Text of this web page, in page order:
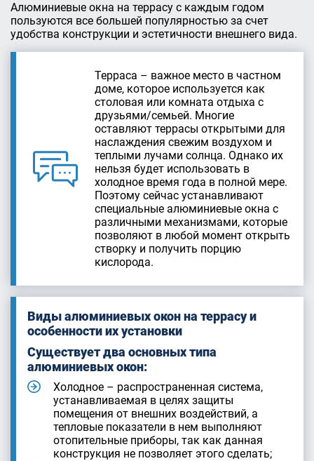
Алюминиевые окна на террасу с каждым годом
пользуются все большей популярностью за счет
удобства конструкции и эстетичности внешнего вида.
Терраса – важное место в частном
доме, которое используется как
столовая или комната отдыха с
друзьями/семьей. Многие
оставляют террасы открытыми для
наслаждения свежим воздухом и
теплыми лучами солнца. Однако их
нельзя будет использовать в
холодное время года в полной мере.
Поэтому сейчас устанавливают
специальные алюминиевые окна с
различными механизмами, которые
позволяют в любой момент открыть
створку и получить порцию
кислорода.
Виды алюминиевых окон на террасу и
особенности их установки
Существует два основных типа
алюминиевых окон:
Холодное – распространенная система,
устанавливаемая в целях защиты
помещения от внешних воздействий, а
тепловые показатели в нем выполняют
отопительные приборы, так как данная
конструкция не позволяет этого сделать;